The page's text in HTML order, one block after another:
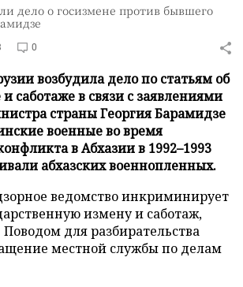
дело о госизмене против бывшего
0
возбудила дело по статьям об
саботаже в связи с заявлениями
страны Георгия Барамидзе
военные во время
в Абхазии в 1992–1993
абхазских военнопленных.
ведомство инкриминирует
измену и саботаж,
Поводом для разбирательства
местной службы по делам